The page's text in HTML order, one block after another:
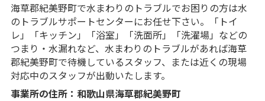
海草郡紀美野町で水まわりのトラブルでお困りの方は水
のトラブルサポートセンターにお任せ下さい。「トイ
レ」「キッチン」「浴室」「洗面所」「洗濯場」などの
つまり・水漏れなど、水まわりのトラブルがあれば海草
郡紀美野町で待機しているスタッフ、または近くの現場
対応中のスタッフが出動いたします。
事業所の住所：和歌山県海草郡紀美野町